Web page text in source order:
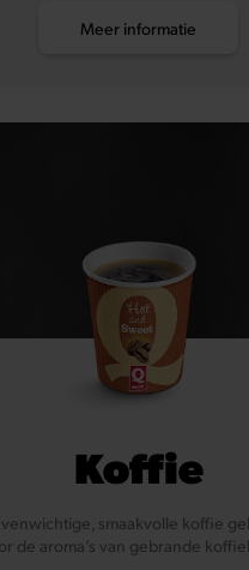
Meer informatie
Koffie
smaakvolle koffie
de aroma’s van gebrande